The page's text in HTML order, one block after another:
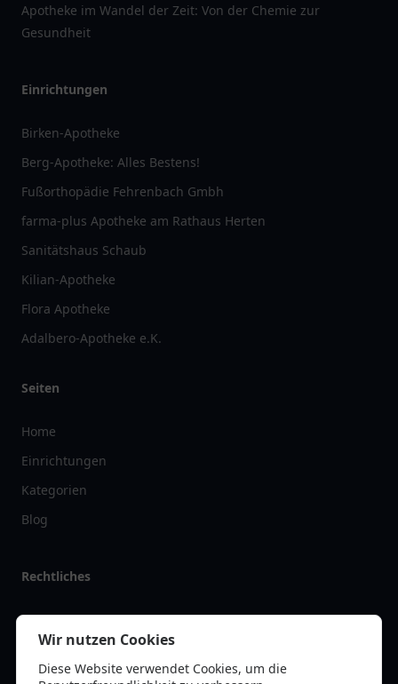
Apotheke im Wandel der Zeit: Von der Chemie zur
Gesundheit
Einrichtungen
Birken-Apotheke
Berg-Apotheke: Alles Bestens!
Fußorthopädie Fehrenbach Gmbh
farma-plus Apotheke am Rathaus Herten
Sanitätshaus Schaub
Kilian-Apotheke
Flora Apotheke
Adalbero-Apotheke e.K.
Seiten
Home
Einrichtungen
Kategorien
Blog
Rechtliches
Impressum
Datenschutz
Kontakt
Wir nutzen Cookies
Diese Website verwendet Cookies, um die